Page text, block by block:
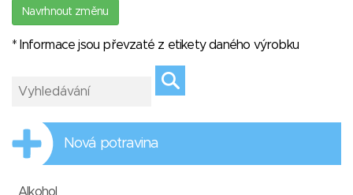
Navrhnout změnu
* Informace jsou převzaté z etikety daného výrobku
Nová potravina
Alkohol